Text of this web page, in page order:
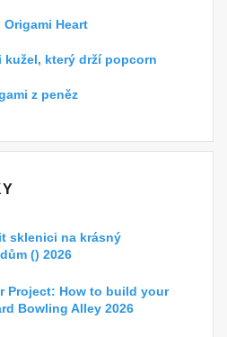
Heart
který drží popcorn
z peněz
sklenici na krásný
() 2026
Project: How to build your
Bowling Alley 2026